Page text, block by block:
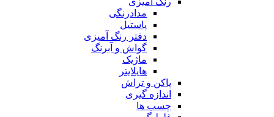
مدادرنگی
پاستیل
دفتر رنگ آمیزی
گواش و آبرنگ
ماژیک
هایلایتر
پاکن و تراش
اندازه گیری
چسب ها